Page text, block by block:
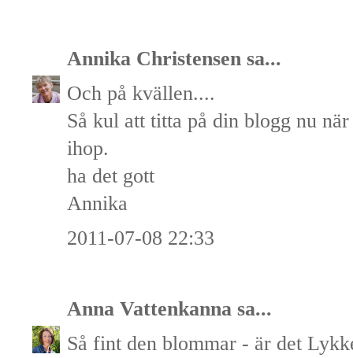
Annika Christensen sa...
Och på kvällen....
Så kul att titta på din blogg nu
ihop.
ha det gott
Annika
2011-07-08 22:33
Anna Vattenkanna sa...
Så fint den blommar - är det